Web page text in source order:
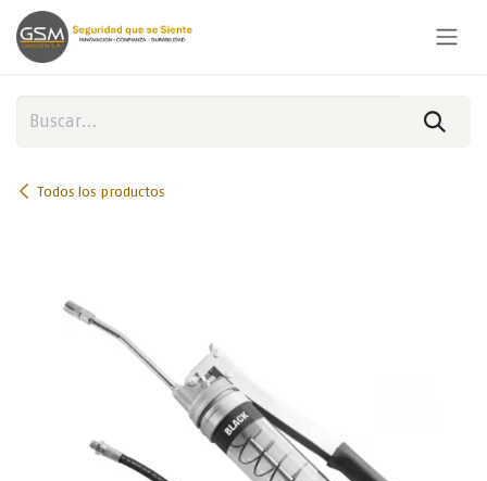
Ir al contenido
Todos los productos